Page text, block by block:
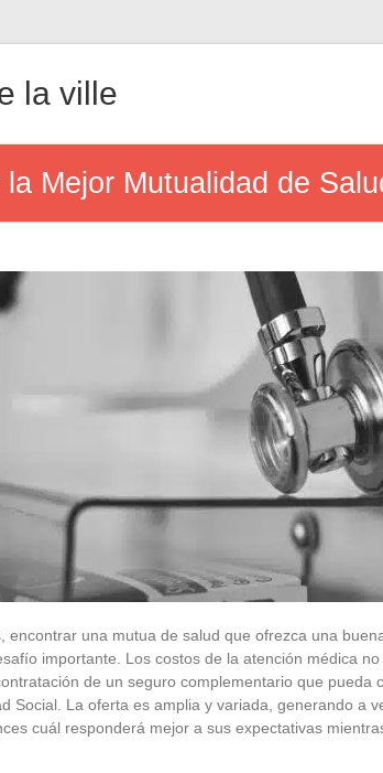
la ville
Mejor Mutualidad de
encontrar una mutua de salud que ofrezca una
importante. Los costos de la atención médica no
de un seguro complementario que pueda
Social. La oferta es amplia y variada, generando a
cuál responderá mejor a sus expectativas